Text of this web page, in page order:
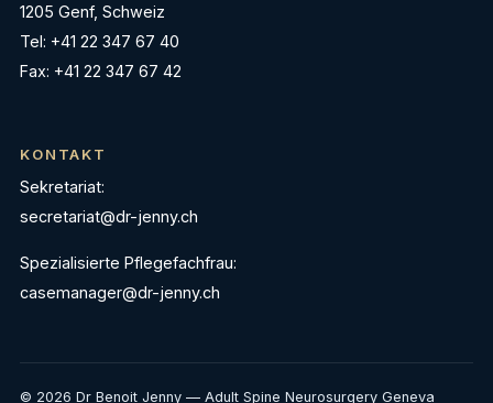
1205 Genf, Schweiz
Tel: +41 22 347 67 40
Fax: +41 22 347 67 42
KONTAKT
Sekretariat:
secretariat@dr-jenny.ch
Spezialisierte Pflegefachfrau:
casemanager@dr-jenny.ch
© 2026 Dr Benoit Jenny — Adult Spine Neurosurgery Geneva